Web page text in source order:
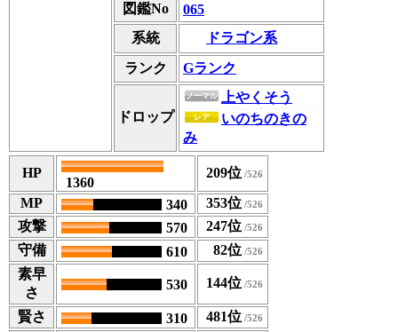
図鑑No
065
系統
ドラゴン系
ランク Gランク
ドロップ
ノーマル 上やくそう
レア
いのちのきの
み
HP
1360
209位
MP
340
353位
攻撃
570
247位
守備
610
82位
素早
さ
530 144位
賢さ 310
481位